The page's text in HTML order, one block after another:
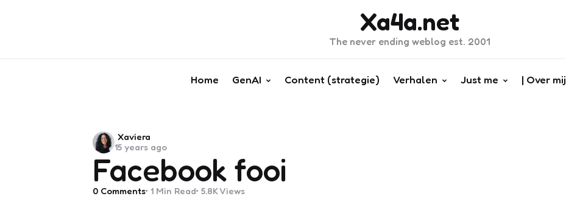
Xa4a.net
The never ending weblog est. 2001
Home GenAI Content (strategie) Verhalen Just me | Over mij
Facebook fooi
Posted
by
Xaviera
15 years ago
0 Comments 1 Min Read 5.8K Views